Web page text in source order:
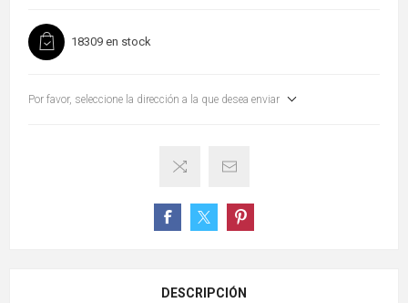
18309 en stock
Por favor, seleccione la dirección a la que desea enviar
DESCRIPCIÓN